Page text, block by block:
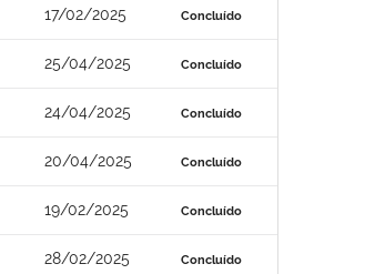
17/02/2025 Concluído
25/04/2025 Concluído
24/04/2025 Concluído
20/04/2025 Concluído
19/02/2025 Concluído
28/02/2025 Concluído